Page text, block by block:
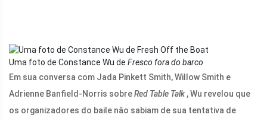
Uma foto de Constance Wu de Fresco fora do barco
Em sua conversa com Jada Pinkett Smith, Willow Smith e
Adrienne Banfield-Norris sobreRed Table Talk , Wu revelou que
os organizadores do baile não sabiam de sua tentativa de